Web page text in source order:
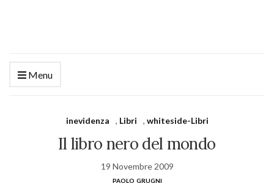
Menu
inevidenza , Libri , whiteside-Libri
Il libro nero del mondo
19 Novembre 2009
paolo grugni